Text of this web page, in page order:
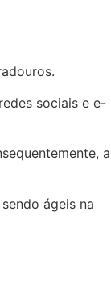
sociais e e-
a
ágeis na